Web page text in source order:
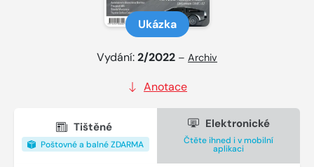
Ukázka
Vydání:2/2022 – Archiv
Anotace
Tištěné
Poštovné a balné ZDARMA
Elektronické
Čtěte ihned i v mobilní
aplikaci